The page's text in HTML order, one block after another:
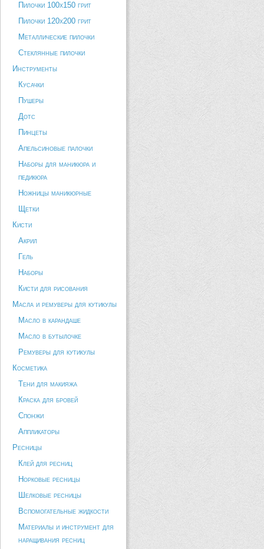
Пилочки 100х150 грит
Пилочки 120х200 грит
Металлические пилочки
Стеклянные пилочки
Инструменты
Кусачки
Пушеры
Дотс
Пинцеты
Апельсиновые палочки
Наборы для маникюра и
педикюра
Ножницы маникюрные
Щетки
Кисти
Акрил
Гель
Наборы
Кисти для рисования
Масла и ремуверы для кутикулы
Масло в карандаше
Масло в бутылочке
Ремуверы для кутикулы
Косметика
Тени для макияжа
Краска для бровей
Спонжи
Аппликаторы
Ресницы
Клей для ресниц
Норковые ресницы
Шелковые ресницы
Вспомогательные жидкости
Материалы и инструмент для
наращивания ресниц